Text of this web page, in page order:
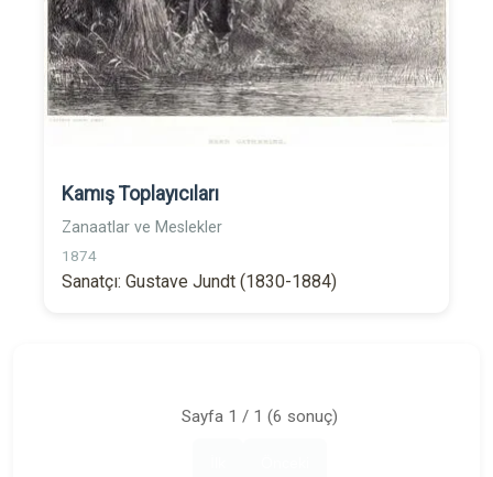
Kamış Toplayıcıları
Zanaatlar ve Meslekler
1874
Sanatçı: Gustave Jundt (1830-1884)
Sayfa 1 / 1 (6 sonuç)